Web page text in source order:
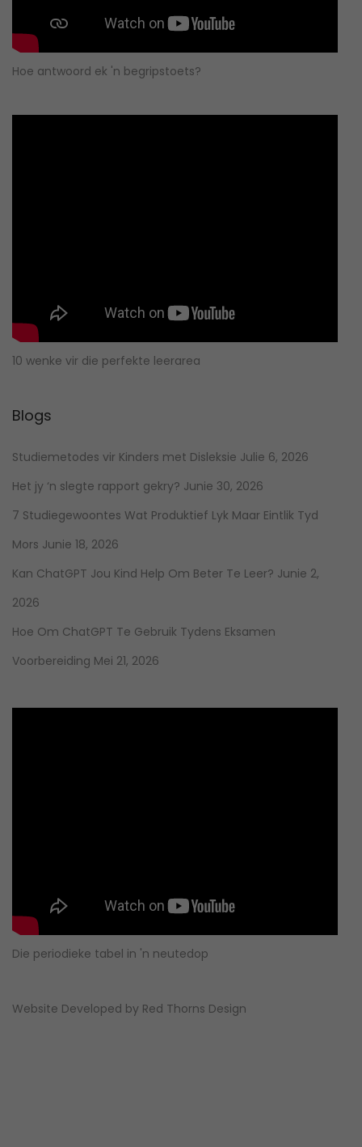
Hoe antwoord ek 'n begripstoets?
10 wenke vir die perfekte leerarea
Blogs
Studiemetodes vir Kinders met Disleksie Julie 6, 2026
Het jy ‘n slegte rapport gekry? Junie 30, 2026
7 Studiegewoontes Wat Produktief Lyk Maar Eintlik Tyd
Mors Junie 18, 2026
Kan ChatGPT Jou Kind Help Om Beter Te Leer? Junie 2,
2026
Hoe Om ChatGPT Te Gebruik Tydens Eksamen
Voorbereiding Mei 21, 2026
Die periodieke tabel in 'n neutedop
Website Developed by Red Thorns Design